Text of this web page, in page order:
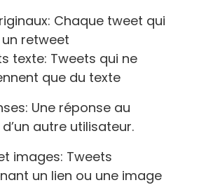
Chaque tweet qui
un retweet
texte: Tweets qui ne
que du texte
Une réponse au
autre utilisateur.
images: Tweets
un lien ou une image